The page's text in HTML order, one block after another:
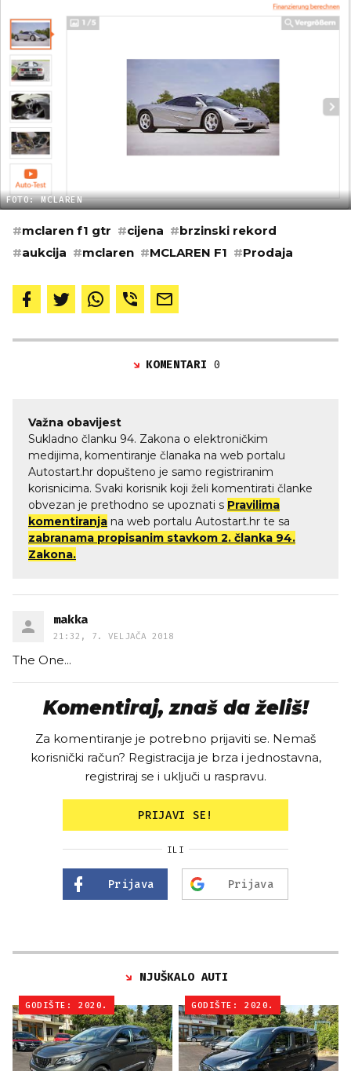
FOTO: MCLAREN
#mclaren f1 gtr #cijena #brzinski rekord
#aukcija #mclaren #MCLAREN F1 #Prodaja
KOMENTARI0
Važna obavijest
Sukladno članku 94. Zakona o elektroničkim
medijima, komentiranje članaka na web portalu
Autostart.hr dopušteno je samo registriranim
korisnicima. Svaki korisnik koji želi komentirati članke
obvezan je prethodno se upoznati s Pravilima
komentiranja na web portalu Autostart.hr te sa
zabranama propisanim stavkom 2. članka 94.
Zakona.
makka
21:32, 7. VELJAČA 2018
The One...
Komentiraj, znaš da želiš!
Za komentiranje je potrebno prijaviti se. Nemaš
korisnički račun? Registracija je brza i jednostavna,
registriraj se i uključi u raspravu.
PRIJAVI SE!
ILI
Prijava Prijava
NJUŠKALO AUTI
GODIŠTE: 2020. GODIŠTE: 2020.